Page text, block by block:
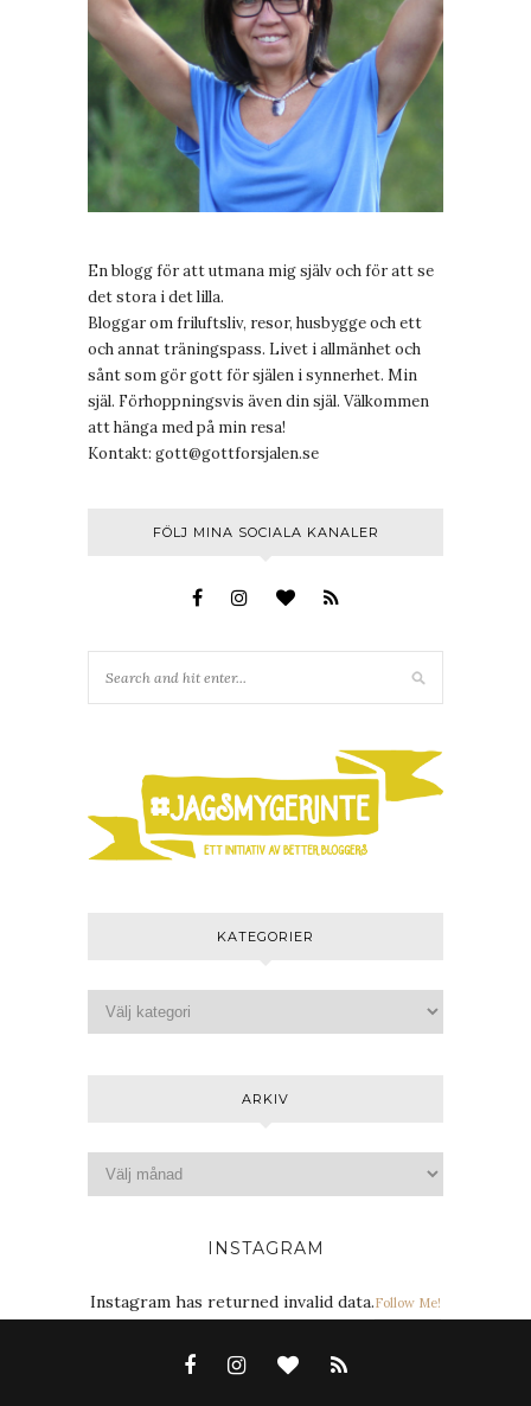
En blogg för att utmana mig själv och för att se
det stora i det lilla.
Bloggar om friluftsliv, resor, husbygge och ett
och annat träningspass. Livet i allmänhet och
sånt som gör gott för själen i synnerhet. Min
själ. Förhoppningsvis även din själ. Välkommen
att hänga med på min resa!
Kontakt: gott@gottforsjalen.se
FÖLJ MINA SOCIALA KANALER
KATEGORIER
ARKIV
INSTAGRAM
Instagram has returned invalid data.Follow Me!